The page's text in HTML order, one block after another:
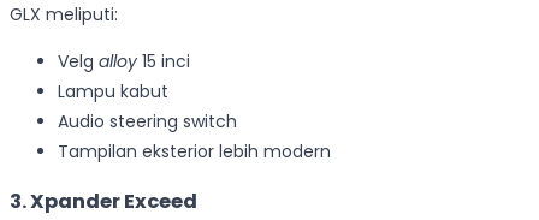
GLX meliputi:
Velg alloy 15 inci
Lampu kabut
Audio steering switch
Tampilan eksterior lebih modern
3. Xpander Exceed